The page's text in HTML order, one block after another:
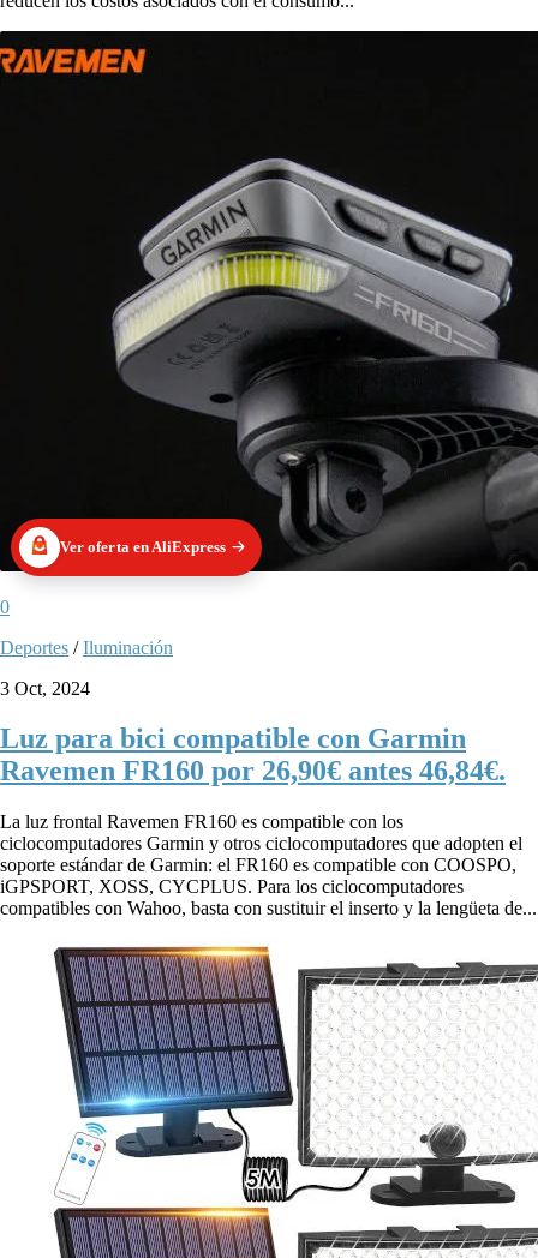
Ver oferta en AliExpress
0
Deportes /Iluminación
3 Oct, 2024
Luz para bici compatible con Garmin
Ravemen FR160 por 26,90€ antes 46,84€.
La luz frontal Ravemen FR160 es compatible con los
ciclocomputadores Garmin y otros ciclocomputadores que adopten el
soporte estándar de Garmin: el FR160 es compatible con COOSPO,
iGPSPORT, XOSS, CYCPLUS. Para los ciclocomputadores
compatibles con Wahoo, basta con sustituir el inserto y la lengüeta de...